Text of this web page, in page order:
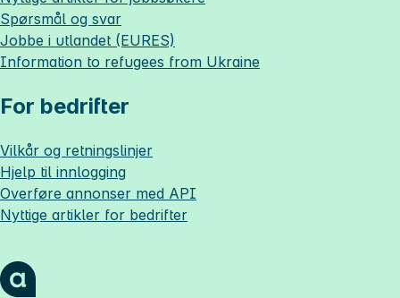
Spørsmål og svar
Jobbe i utlandet (EURES)
Information to refugees from Ukraine
For bedrifter
Vilkår og retningslinjer
Hjelp til innlogging
Overføre annonser med API
Nyttige artikler for bedrifter